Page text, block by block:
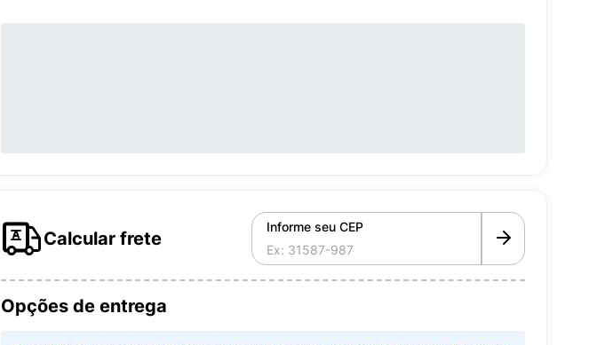
Calcular frete
Informe seu CEP
Opções de entrega